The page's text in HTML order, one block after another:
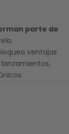
parte de
ventajas